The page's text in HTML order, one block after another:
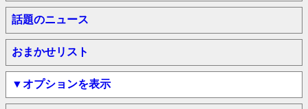
話題のニュース
おまかせリスト
▼オプションを表示